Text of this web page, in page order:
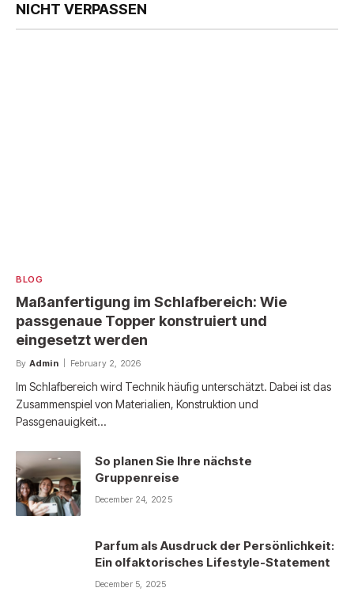
NICHT VERPASSEN
BLOG
Maßanfertigung im Schlafbereich: Wie
passgenaue Topper konstruiert und
eingesetzt werden
By Admin February 2, 2026
Im Schlafbereich wird Technik häufig unterschätzt. Dabei ist das
Zusammenspiel von Materialien, Konstruktion und
Passgenauigkeit…
So planen Sie Ihre nächste
Gruppenreise
December 24, 2025
Parfum als Ausdruck der Persönlichkeit:
Ein olfaktorisches Lifestyle-Statement
December 5, 2025